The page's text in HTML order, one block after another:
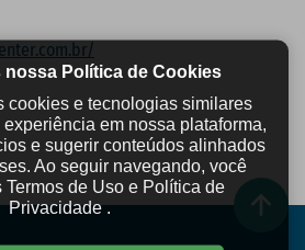
nossa Política de Cookies
cookies e tecnologias similares
em nossa plataforma,
e sugerir conteúdos alinhados
Ao seguir navegando, você
Termos de Uso e Política de
Privacidade .